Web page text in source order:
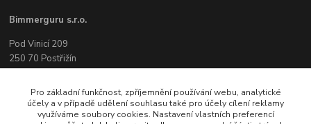
Bimmerguru s.r.o.
Pod Vinicí 209
250 70 Postřižín
info@bimmerguru.cz
Pro základní funkčnost, zpříjemnění používání webu, analytické
účely a v případě udělení souhlasu také pro účely cílení reklamy
využíváme soubory cookies. Nastavení vlastních preferencí